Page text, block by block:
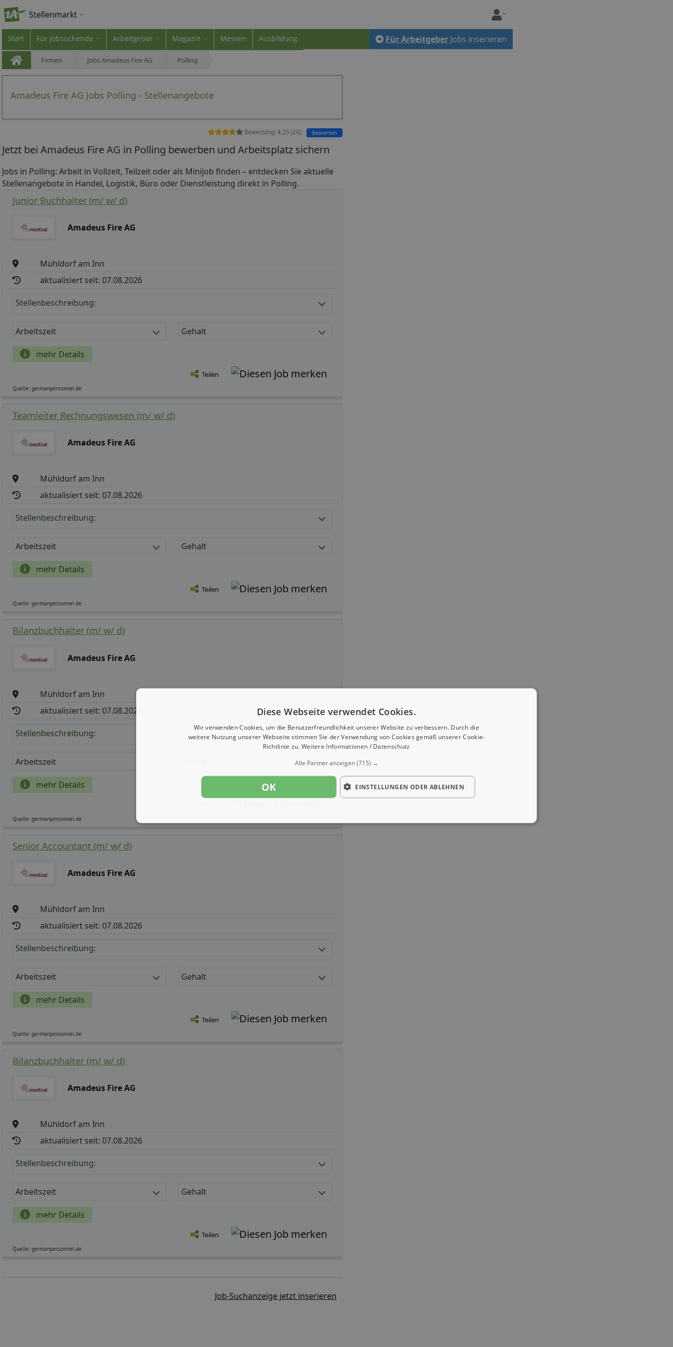
Stellenmarkt
Start Für Jobsuchende Arbeitgeber Magazin Messen Ausbildung Für Arbeitgeber Jobs inserieren
Firmen Jobs Amadeus Fire AG Polling
Amadeus Fire AG Jobs Polling - Stellenangebote
Bewertung: 4,25 (24) Bewerten
Jetzt bei Amadeus Fire AG in Polling bewerben und Arbeitsplatz sichern
Jobs in Polling: Arbeit in Vollzeit, Teilzeit oder als Minijob finden – entdecken Sie aktuelle
Stellenangebote in Handel, Logistik, Büro oder Dienstleistung direkt in Polling.
Junior Buchhalter (m/ w/ d)
Amadeus Fire AG
Mühldorf am Inn
aktualisiert seit: 07.08.2026
Stellenbeschreibung:
Arbeitszeit Gehalt
mehr Details
Teilen
Quelle: germanpersonnel.de
Teamleiter Rechnungswesen (m/ w/ d)
Amadeus Fire AG
Mühldorf am Inn
aktualisiert seit: 07.08.2026
Stellenbeschreibung:
Arbeitszeit Gehalt
mehr Details
Teilen
Quelle: germanpersonnel.de
Bilanzbuchhalter (m/ w/ d)
Amadeus Fire AG
Mühldorf am Inn
aktualisiert seit: 07.08.2026
Stellenbeschreibung:
Arbeitszeit
mehr Details
Quelle: germanpersonnel.de
Senior Accountant (m/ w/ d)
Amadeus Fire AG
Mühldorf am Inn
aktualisiert seit: 07.08.2026
Stellenbeschreibung:
Arbeitszeit Gehalt
mehr Details
Teilen
Quelle: germanpersonnel.de
Bilanzbuchhalter (m/ w/ d)
Amadeus Fire AG
Mühldorf am Inn
aktualisiert seit: 07.08.2026
Stellenbeschreibung:
Arbeitszeit Gehalt
mehr Details
Teilen
Quelle: germanpersonnel.de
Job-Suchanzeige jetzt inserieren
Diese Webseite verwendet Cookies.
Wir verwenden Cookies, um die Benutzerfreundlichkeit unserer Website zu verbessern. Durch die
weitere Nutzung unserer Webseite stimmen Sie der Verwendung von Cookies gemäß unserer Cookie-
Richtlinie zu. Weitere Informationen / Datenschutz
Alle Partner anzeigen(715) →
OK EINSTELLUNGEN ODER ABLEHNEN